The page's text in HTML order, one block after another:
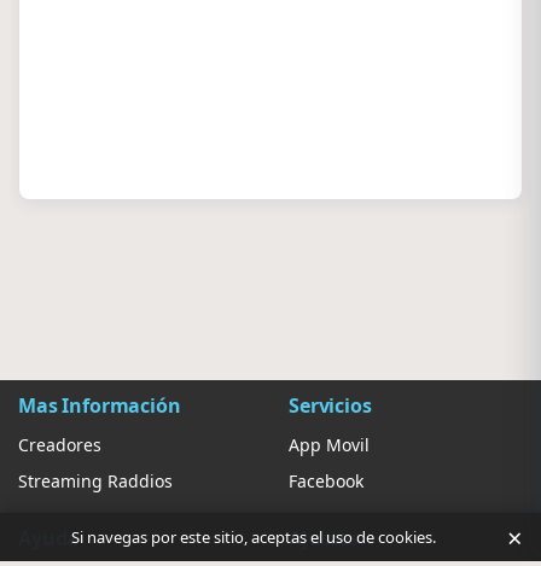
Mas Información
Creadores
Streaming Raddios
Servicios
App Movil
Facebook
Ayuda Ajustes
Si navegas por este sitio, aceptas el uso de cookies. ×